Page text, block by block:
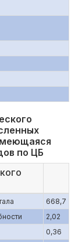
по ЦБ
668,7
2,02
0,36